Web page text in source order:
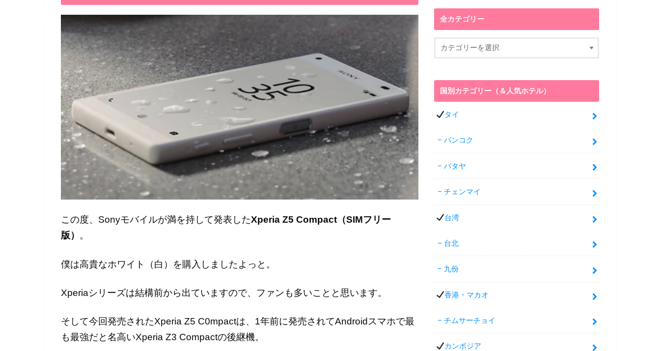
この度、Sonyモバイルが満を持して発表したXperia Z5 Compact（SIMフリー
版） 。
僕は高貴なホワイト（白）を購入しましたよっと。
Xperiaシリーズは結構前から出ていますので、ファンも多いことと思います。
そして今回発売されたXperia Z5 C0mpactは、1年前に発売されてAndroidスマホで最
も最強だと名高いXperia Z3 Compactの後継機。
全カテゴリー
国別カテゴリー（＆人気ホテル）
タイ
バンコク
パタヤ
チェンマイ
台湾
台北
九份
香港・マカオ
チムサーチョイ
カンボジア